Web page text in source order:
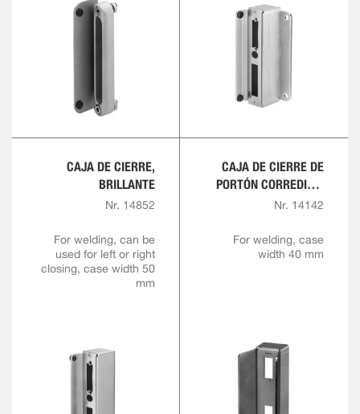
CAJA DE CIERRE,
BRILLANTE
Nr. 14852
For welding, can be
used for left or right
closing, case width 50
mm
CAJA DE CIERRE DE
PORTÓN CORREDIZO,
PULIDA
Nr. 14142
For welding, case
width 40 mm